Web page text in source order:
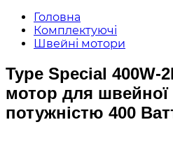
Головна
Комплектуючі
Швейні мотори
Type Special 400W-
мотор для
потужністю 400